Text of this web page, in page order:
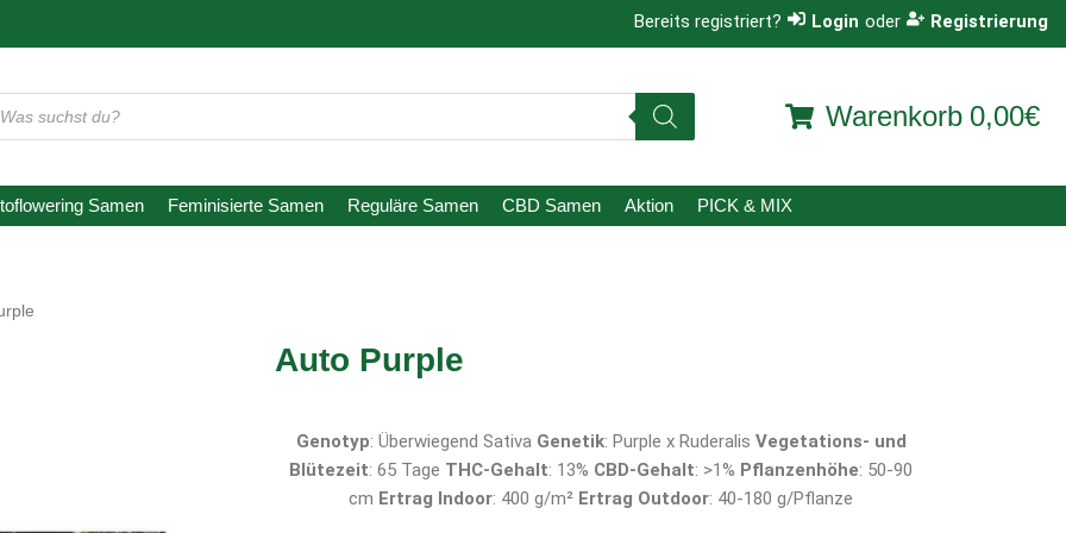
Bereits registriert? Login oder Registrierung
Warenkorb 0,00€
Samen Feminisierte Samen Reguläre Samen CBD Samen Aktion PICK & MIX
Auto Purple
Genotyp: Überwiegend Sativa Genetik: Purple x Ruderalis Vegetations- und
Blütezeit: 65 Tage THC-Gehalt: 13% CBD-Gehalt: >1% Pflanzenhöhe: 50-90
cm Ertrag Indoor: 400 g/m² Ertrag Outdoor: 40-180 g/Pflanze